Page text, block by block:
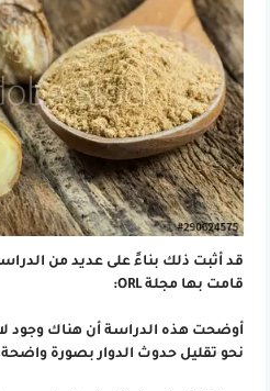
قد أثبت ذلك بناءً على عديد من
قامت بها مجلة ORL:
أوضحت هذه الدراسة أن هناك وجود
نحو تقليل حدوث الدوار بصورة